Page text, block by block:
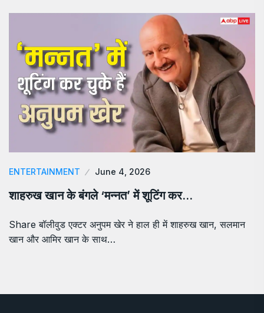
ENTERTAINMENT June 4, 2026
शाहरुख खान के बंगले ‘मन्नत’ में शूटिंग कर…
Share बॉलीवुड एक्टर अनुपम खेर ने हाल ही में शाहरुख खान, सलमान
खान और आमिर खान के साथ…